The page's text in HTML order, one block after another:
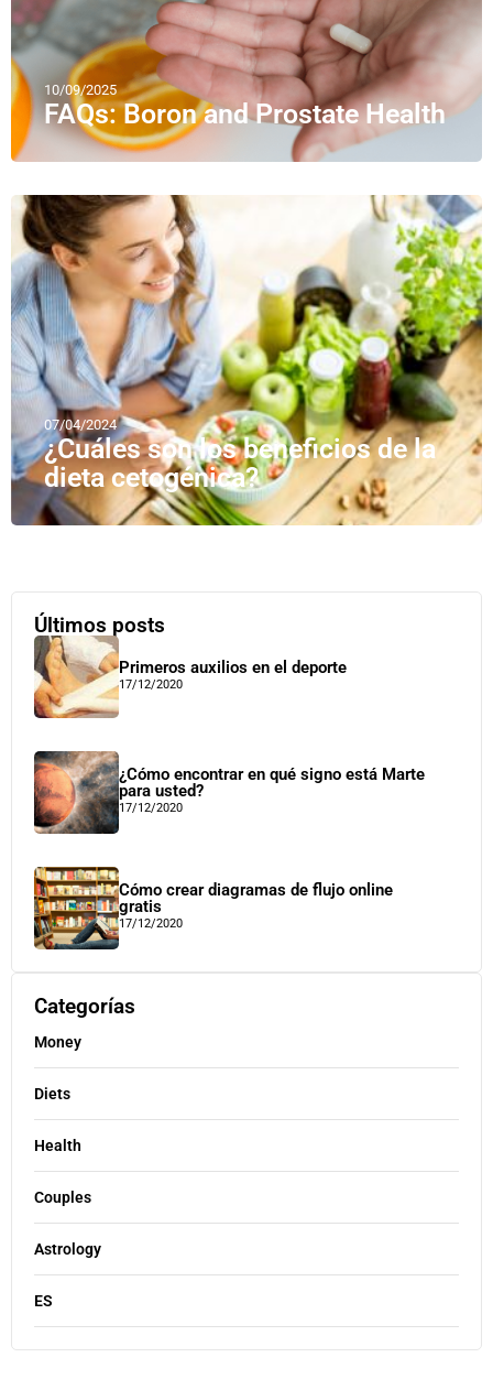
10/09/2025
FAQs: Boron and Prostate Health
07/04/2024
¿Cuáles son los beneficios de la
dieta cetogénica?
Últimos posts
Primeros auxilios en el deporte
17/12/2020
¿Cómo encontrar en qué signo está Marte
para usted?
17/12/2020
Cómo crear diagramas de flujo online
gratis
17/12/2020
Categorías
Money
Diets
Health
Couples
Astrology
ES